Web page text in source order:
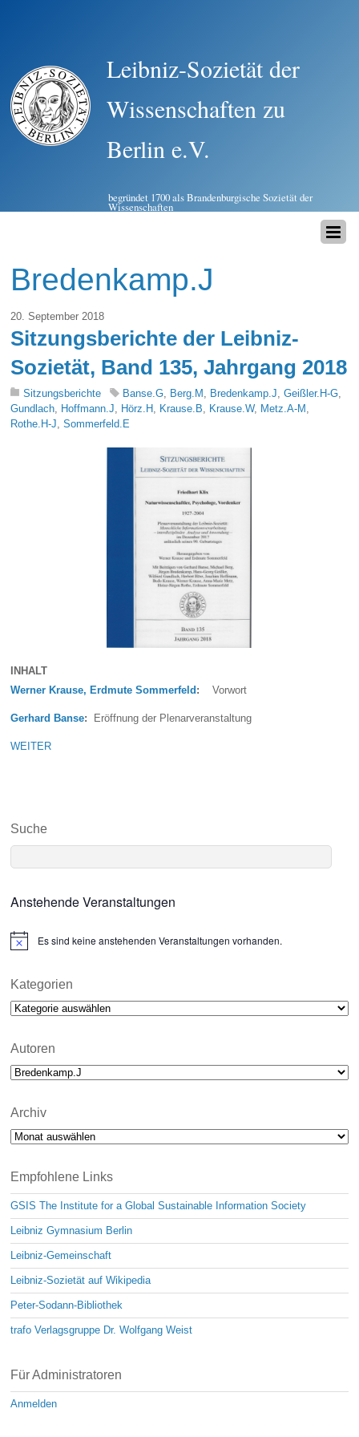
Leibniz-Sozietät der
Wissenschaften zu
Berlin e.V.
begründet 1700 als Brandenburgische Sozietät der
Wissenschaften
Bredenkamp.J
20. September 2018
Sitzungsberichte der Leibniz-
Sozietät, Band 135, Jahrgang 2018
Sitzungsberichte Banse.G, Berg.M , Bredenkamp.J,Geißler.H-G,
Gundlach, Hoffmann.J, Hörz.H , Krause.B, Krause.W, Metz.A-M ,
Rothe.H-J,Sommerfeld.E
INHALT
Werner Krause, Erdmute Sommerfeld :Vorwort
Gerhard Banse: Eröffnung der Plenarveranstaltung
WEITER
Suche
Anstehende Veranstaltungen
N
i
e
Es sind keine anstehenden Veranstaltungen vorhanden.
Kategorien
Kategorien
Autoren
Archiv
Archiv
Empfohlene Links
GSIS The Institute for a Global Sustainable Information Society
Leibniz Gymnasium Berlin
Leibniz-Gemeinschaft
Leibniz-Sozietät auf Wikipedia
Peter-Sodann-Bibliothek
trafo Verlagsgruppe Dr. Wolfgang Weist
Für Administratoren
Anmelden